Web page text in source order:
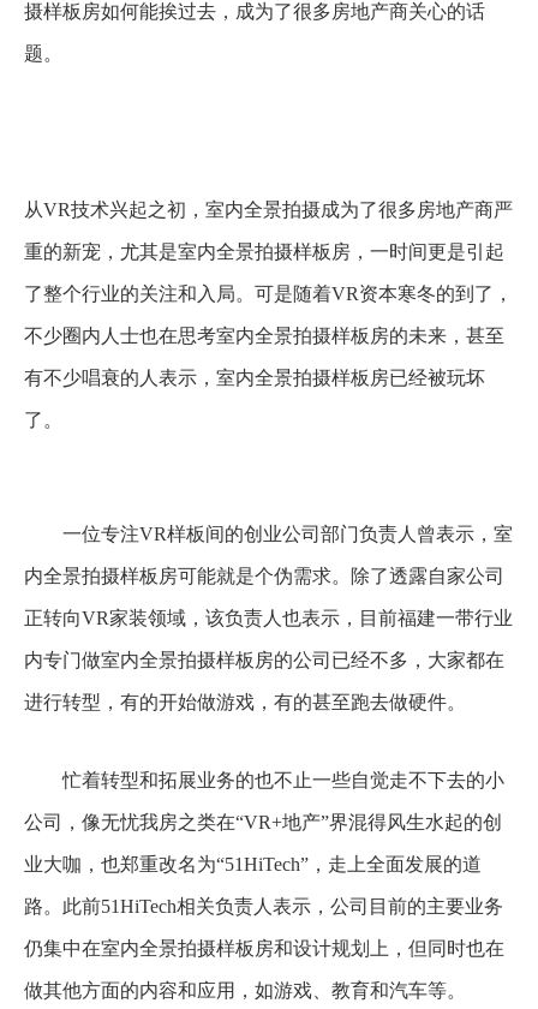
摄样板房如何能挨过去，成为了很多房地产商关心的话
题。
从VR技术兴起之初，室内全景拍摄成为了很多房地产商严
重的新宠，尤其是室内全景拍摄样板房，一时间更是引起
了整个行业的关注和入局。可是随着VR资本寒冬的到了，
不少圈内人士也在思考室内全景拍摄样板房的未来，甚至
有不少唱衰的人表示，室内全景拍摄样板房已经被玩坏
了。
一位专注VR样板间的创业公司部门负责人曾表示，室
内全景拍摄样板房可能就是个伪需求。除了透露自家公司
正转向VR家装领域，该负责人也表示，目前福建一带行业
内专门做室内全景拍摄样板房的公司已经不多，大家都在
进行转型，有的开始做游戏，有的甚至跑去做硬件。
忙着转型和拓展业务的也不止一些自觉走不下去的小
公司，像无忧我房之类在“VR+地产”界混得风生水起的创
业大咖，也郑重改名为“51HiTech”，走上全面发展的道
路。此前51HiTech相关负责人表示，公司目前的主要业务
仍集中在室内全景拍摄样板房和设计规划上，但同时也在
做其他方面的内容和应用，如游戏、教育和汽车等。